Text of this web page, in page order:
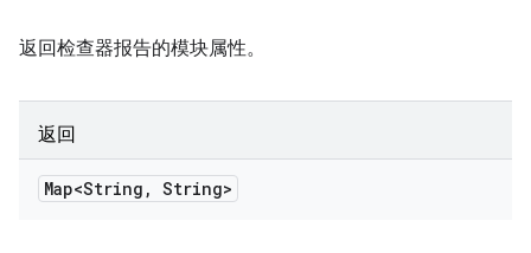
返回检查器报告的模块属性。
返回
Map<String , String>